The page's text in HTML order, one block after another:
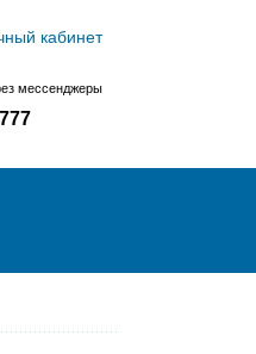
кабинет
мессенджеры